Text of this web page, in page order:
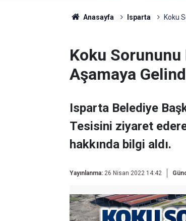
Anasayfa Isparta Koku
Koku
Aşamaya
Isparta Belediye
Tesisini ziyaret
hakkında bilgi aldı.
Yayınlanma: 26 Nisan 2022 14:42